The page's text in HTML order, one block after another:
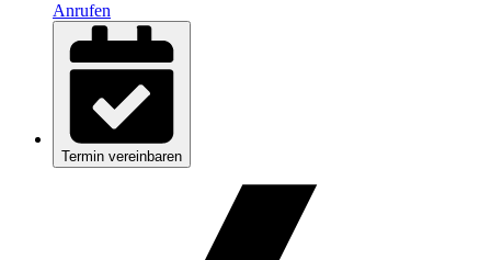
Anrufen
Termin vereinbaren